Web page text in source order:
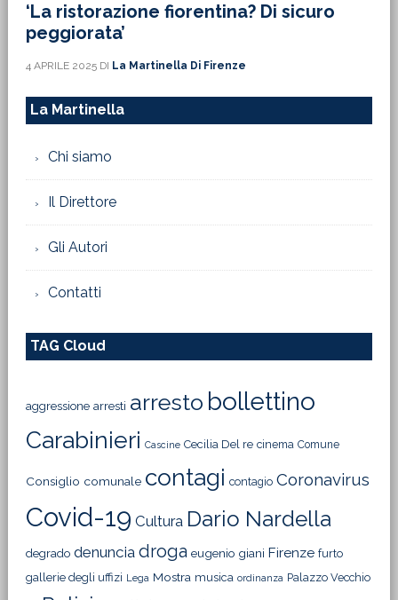
‘La ristorazione fiorentina? Di sicuro
peggiorata’
4 APRILE 2025DI La Martinella Di Firenze
La Martinella
Chi siamo
Il Direttore
Gli Autori
Contatti
TAG Cloud
aggressione arresti arresto bollettino
Carabinieri Cascine Cecilia Del re cinema Comune
Consiglio comunale contagi contagio Coronavirus
Covid-19 Cultura Dario Nardella
degrado denuncia droga eugenio giani Firenze furto
gallerie degli uffizi Lega Mostra musica ordinanza Palazzo Vecchio